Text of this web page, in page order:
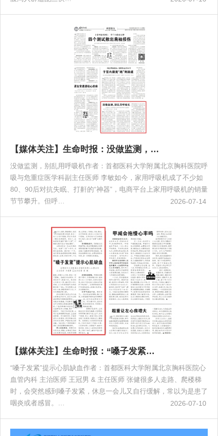
2026-07-14
【媒体关注】生命时报：没做监测，…
没做监测，别乱用呼吸机作者：首都医科大学附属北京胸科医院呼
吸与危重症医学科副主任医师 李敏如今，家用呼吸机成了不少如
80、90后对抗失眠、打鼾的“神器”，电商平台上家用呼吸机的销量
节节攀升。但呼…
2026-07-10
【媒体关注】生命时报：“嗓子发紧…
“嗓子发紧”提示心肌缺血作者：首都医科大学附属北京胸科医院心
血管内科 主治医师 王冠男 & 主任医师 张健很多人走路、爬楼梯
时，会突然感到嗓子发紧，休息一会儿又自行缓解，常以为是患了
咽炎或者感冒。…